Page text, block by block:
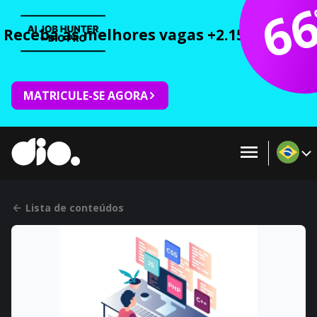
Receba as melhores vagas +2.150 cursos
MATRICULE-SE AGORA
Lista de conteúdos